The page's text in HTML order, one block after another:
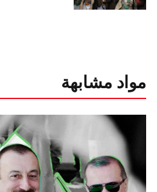
مواد مشابهة